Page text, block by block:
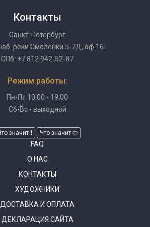
Контакты
Санкт-Петербург
реки Смоленки 5-7Д, оф.16
СПб: +7 812 942-52-87
Режим работы:
Пн-Пт 10:00 - 19:00
Сб-Вс - выходной
значит Что значит
FAQ
О НАС
КОНТАКТЫ
ХУДОЖНИКИ
ДОСТАВКА И ОПЛАТА
ДЕКЛАРАЦИЯ САЙТА